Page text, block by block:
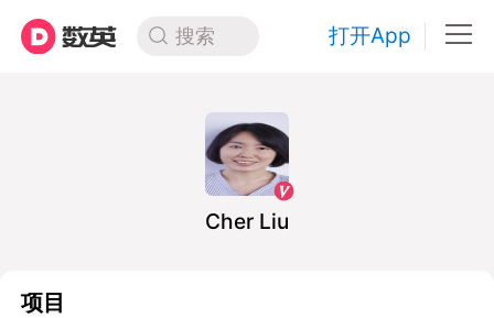
搜索 打开App
Cher Liu
项目